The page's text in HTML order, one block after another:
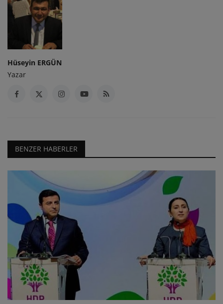
Hüseyin ERGÜN
Yazar
BENZER HABERLER